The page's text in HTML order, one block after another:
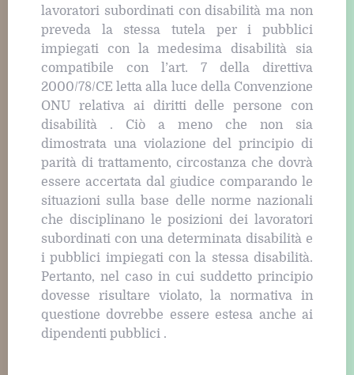
lavoratori subordinati con disabilità ma non
preveda la stessa tutela per i pubblici
impiegati con la medesima disabilità sia
compatibile con l’art. 7 della direttiva
2000/78/CE letta alla luce della Convenzione
ONU relativa ai diritti delle persone con
disabilità . Ciò a meno che non sia
dimostrata una violazione del principio di
parità di trattamento, circostanza che dovrà
essere accertata dal giudice comparando le
situazioni sulla base delle norme nazionali
che disciplinano le posizioni dei lavoratori
subordinati con una determinata disabilità e
i pubblici impiegati con la stessa disabilità.
Pertanto, nel caso in cui suddetto principio
dovesse risultare violato, la normativa in
questione dovrebbe essere estesa anche ai
dipendenti pubblici .